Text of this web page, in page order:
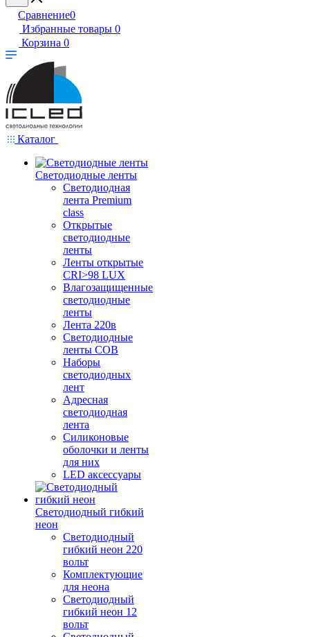
Сравнение0
Избранные товары 0
Корзина 0
Каталог
Светодиодные ленты
Светодиодная
лента Premium
class
Открытые
светодиодные
ленты
Ленты открытые
CRI>98 LUX
Влагозащищенные
светодиодные
ленты
Лента 220в
Светодиодные
ленты COB
Наборы
светодиодных
лент
Адресная
светодиодная
лента
Силиконовые
оболочки и ленты
для них
LED аксессуары
Светодиодный гибкий
неон
Светодиодный
гибкий неон 220
вольт
Комплектующие
для неона
Светодиодный
гибкий неон 12
вольт